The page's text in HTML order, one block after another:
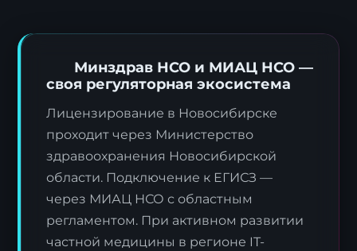
Минздрав НСО и МИАЦ НСО —
своя регуляторная экосистема
Лицензирование в Новосибирске
проходит через Министерство
здравоохранения Новосибирской
области. Подключение к ЕГИСЗ —
через МИАЦ НСО с областным
регламентом. При активном развитии
частной медицины в регионе IT-